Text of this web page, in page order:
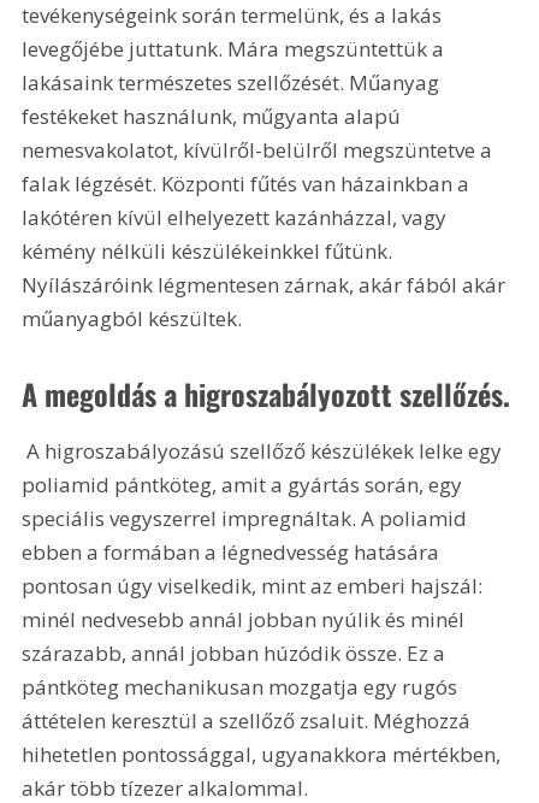
tevékenységeink során termelünk, és a lakás
levegőjébe juttatunk. Mára megszüntettük a
lakásaink természetes szellőzését. Műanyag
festékeket használunk, műgyanta alapú
nemesvakolatot, kívülről-belülről megszüntetve a
falak légzését. Központi fűtés van házainkban a
lakótéren kívül elhelyezett kazánházzal, vagy
kémény nélküli készülékeinkkel fűtünk.
Nyílászáróink légmentesen zárnak, akár fából akár
műanyagból készültek.
A megoldás a higroszabályozott szellőzés.
A higroszabályozású szellőző készülékek lelke egy
poliamid pántköteg, amit a gyártás során, egy
speciális vegyszerrel impregnáltak. A poliamid
ebben a formában a légnedvesség hatására
pontosan úgy viselkedik, mint az emberi hajszál:
minél nedvesebb annál jobban nyúlik és minél
szárazabb, annál jobban húzódik össze. Ez a
pántköteg mechanikusan mozgatja egy rugós
áttételen keresztül a szellőző zsaluit. Méghozzá
hihetetlen pontossággal, ugyanakkora mértékben,
akár több tízezer alkalommal.